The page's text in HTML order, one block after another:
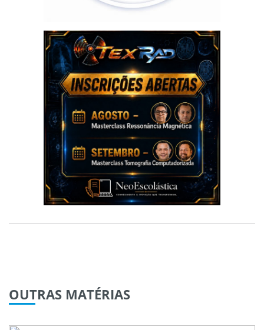
OUTRAS MATÉRIAS